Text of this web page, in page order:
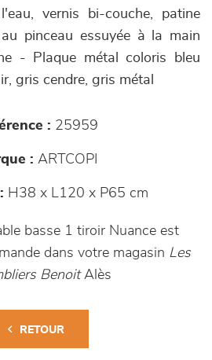
vernis bi-couche, patine
pinceau essuyée à la main
- Plaque métal coloris bleu
gris cendre, gris métal
: 25959
: ARTCOPI
H38 x L120 x P65 cm
basse 1 tiroir Nuance est
dans votre magasin Les
BenoitAlès
RETOUR